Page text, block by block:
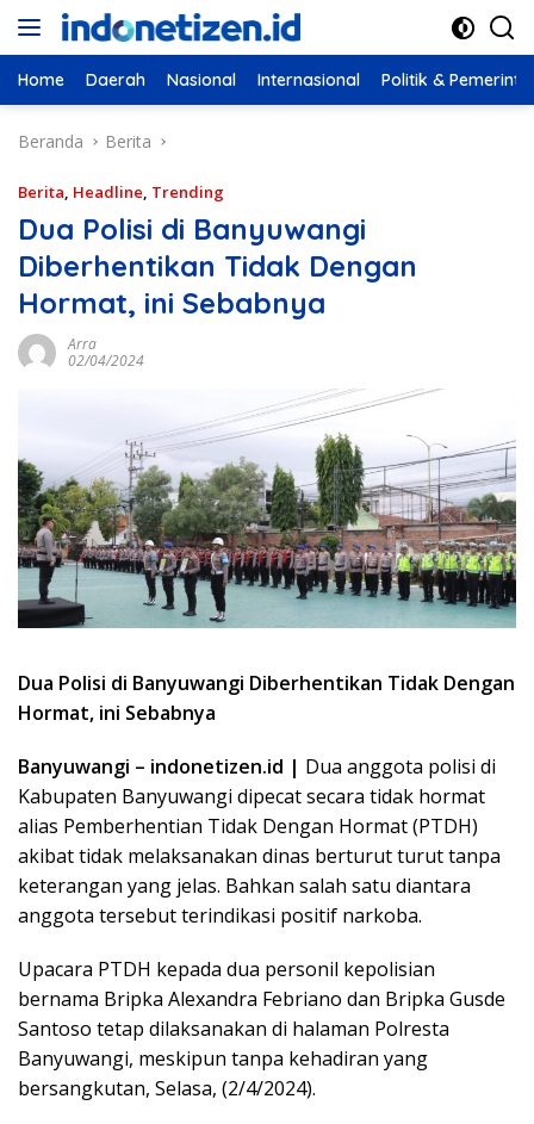
Langsung
Home Daerah Nasional Internasional Politik &
Beranda Berita
Berita, Headline, Trending
Dua Polisi di Banyuwangi
Diberhentikan Tidak Dengan
Hormat, ini Sebabnya
Arra
02/04/2024
Dua Polisi di Banyuwangi Diberhentikan Tidak Dengan
Hormat, ini Sebabnya
Banyuwangi – indonetizen.id | Dua anggota polisi di
Kabupaten Banyuwangi dipecat secara tidak hormat
alias Pemberhentian Tidak Dengan Hormat (PTDH)
akibat tidak melaksanakan dinas berturut turut tanpa
keterangan yang jelas. Bahkan salah satu diantara
anggota tersebut terindikasi positif narkoba.
Upacara PTDH kepada dua personil kepolisian
bernama Bripka Alexandra Febriano dan Bripka Gusde
Santoso tetap dilaksanakan di halaman Polresta
Banyuwangi, meskipun tanpa kehadiran yang
bersangkutan, Selasa, (2/4/2024).